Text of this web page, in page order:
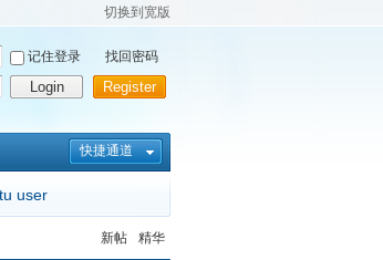
切换到宽版
记住登录
Login
找回密码
Register
快捷通道
user
新帖 精华